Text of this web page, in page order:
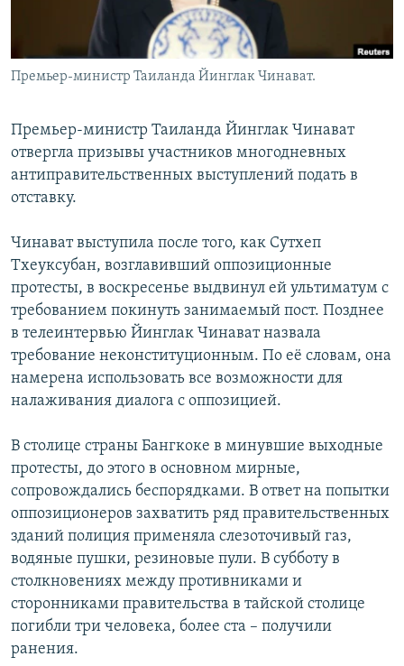
Премьер-министр Таиланда Йинглак Чинават.
Премьер-министр Таиланда Йинглак Чинават
отвергла призывы участников многодневных
антиправительственных выступлений подать в
отставку.
Чинават выступила после того, как Сутхеп
Тхеуксубан, возглавивший оппозиционные
протесты, в воскресенье выдвинул ей ультиматум с
требованием покинуть занимаемый пост. Позднее
в телеинтервью Йинглак Чинават назвала
требование неконституционным. По её словам, она
намерена использовать все возможности для
налаживания диалога с оппозицией.
В столице страны Бангкоке в минувшие выходные
протесты, до этого в основном мирные,
сопровождались беспорядками. В ответ на попытки
оппозиционеров захватить ряд правительственных
зданий полиция применяла слезоточивый газ,
водяные пушки, резиновые пули. В субботу в
столкновениях между противниками и
сторонниками правительства в тайской столице
погибли три человека, более ста – получили
ранения.